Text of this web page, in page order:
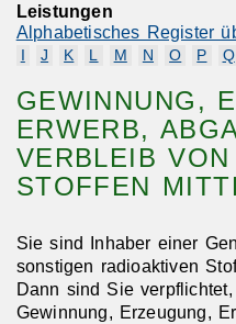
Leistungen
Alphabetisches Register
J K L M N O P Q
GEWINNUNG,
ERWERB,
VERBLEIB
STOFFEN
Sie sind Inhaber einer
sonstigen radioaktiven
Dann sind Sie
Gewinnung, Erzeugung,